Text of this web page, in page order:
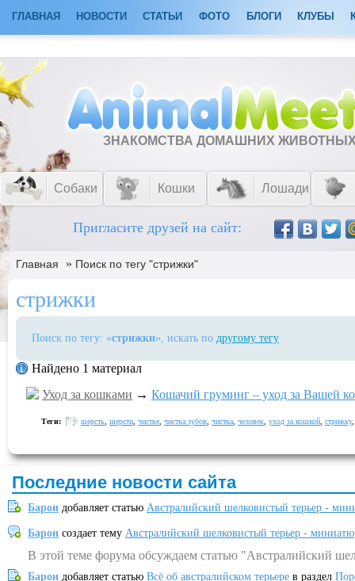
ГЛАВНАЯ НОВОСТИ СТАТЬИ ФОТО БЛОГИ КЛУБЫ
ЗНАКОМСТВА ДОМАШНИХ
Собаки Кошки Лошади
Пригласите друзей на сайт:
Главная » Поиск по тегу "стрижки"
стрижки
Поиск по тегу: «стрижки», искать по другому тегу
Найдено 1 материал
Уход за кошками → Кошачий груминг – уход за Вашей
Теги: шерсть шерсти чистке чистка зубов чистка человек уход за кошкой стрижку
Последние новости сайта
Барон добавляет статью Австралийский шелковистый терьер -
Барон создает тему Австралийский шелковистый терьер -
В этой теме форума обсуждаем статью "Австралийский
Барон добавляет статью Всё об австралийском терьере в раздел